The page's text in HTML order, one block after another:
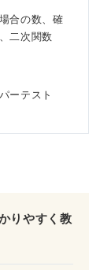
）合の数、確
二次関数
ーテスト
りやすく教
平野さんによる